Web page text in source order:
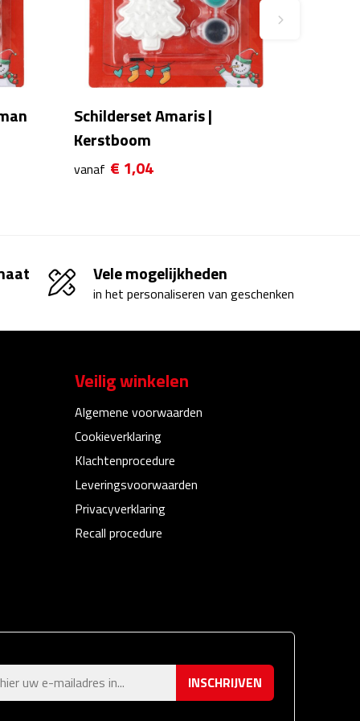
Schilderset Amaris |
Kerstboom
vanaf € 1,04
Vele mogelijkheden
in het personaliseren van geschenken
Veilig winkelen
Algemene voorwaarden
Cookieverklaring
Klachtenprocedure
Leveringsvoorwaarden
Privacyverklaring
Recall procedure